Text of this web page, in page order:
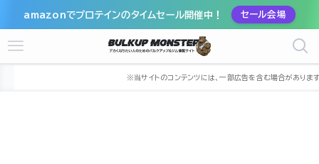
amazonでプロテインのタイムセール開催中！ セール会場
愛知県 大府市